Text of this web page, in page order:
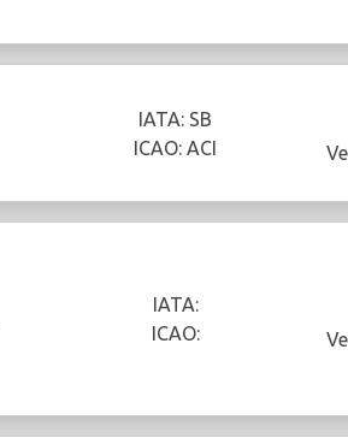
IATA: SB
ICAO: ACI
IATA:
ICAO: